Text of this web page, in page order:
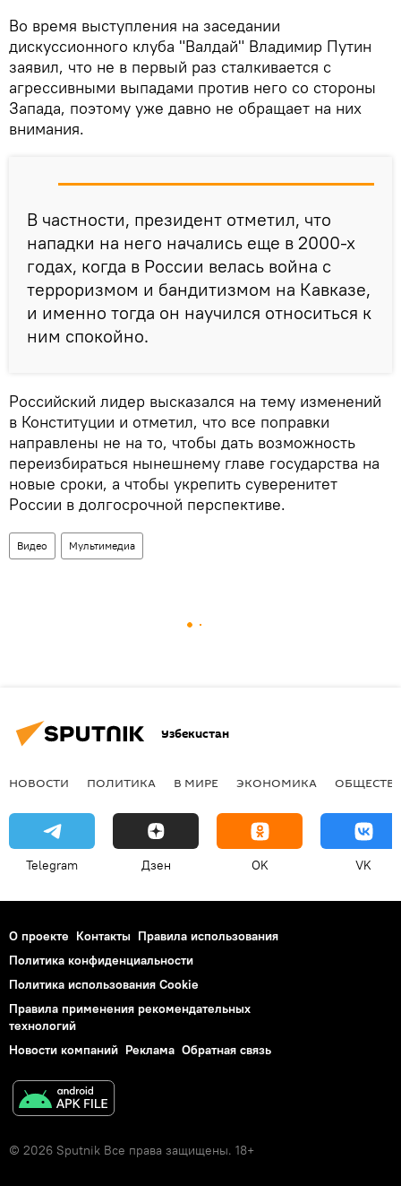
Во время выступления на заседании
дискуссионного клуба "Валдай" Владимир Путин
заявил, что не в первый раз сталкивается с
агрессивными выпадами против него со стороны
Запада, поэтому уже давно не обращает на них
внимания.
В частности, президент отметил, что
нападки на него начались еще в 2000-х
годах, когда в России велась война с
терроризмом и бандитизмом на Кавказе,
и именно тогда он научился относиться к
ним спокойно.
Российский лидер высказался на тему изменений
в Конституции и отметил, что все поправки
направлены не на то, чтобы дать возможность
переизбираться нынешнему главе государства на
новые сроки, а чтобы укрепить суверенитет
России в долгосрочной перспективе.
Видео Мультимедиа
Узбекистан
НОВОСТИ ПОЛИТИКА В МИРЕ ЭКОНОМИКА
Telegram Дзен OK VK
О проекте Контакты Правила использования
Политика конфиденциальности
Политика использования Cookie
Правила применения рекомендательных
технологий
Новости компаний Реклама Обратная связь
© 2026 Sputnik Все права защищены. 18+